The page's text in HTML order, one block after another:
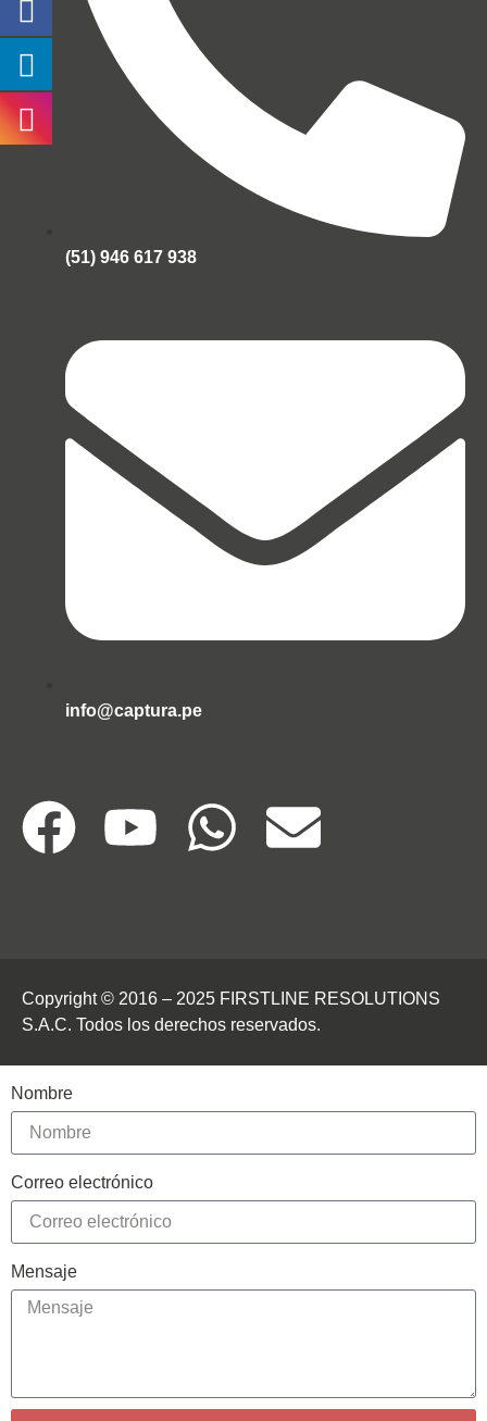
(51) 946 617 938
info@captura.pe
Copyright © 2016 – 2025 FIRSTLINE RESOLUTIONS
S.A.C. Todos los derechos reservados.
Nombre
Correo electrónico
Mensaje